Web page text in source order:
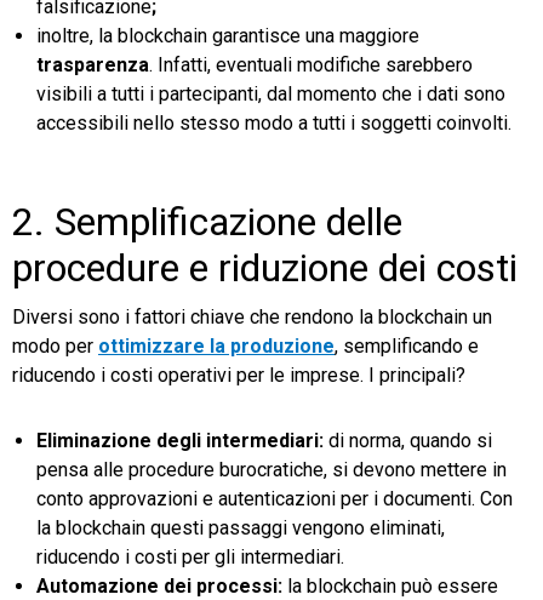
falsificazione;
inoltre, la blockchain garantisce una maggiore
trasparenza. Infatti, eventuali modifiche sarebbero
visibili a tutti i partecipanti, dal momento che i dati sono
accessibili nello stesso modo a tutti i soggetti coinvolti.
2. Semplificazione delle
procedure e riduzione dei costi
Diversi sono i fattori chiave che rendono la blockchain un
modo per ottimizzare la produzione, semplificando e
riducendo i costi operativi per le imprese. I principali?
Eliminazione degli intermediari: di norma, quando si
pensa alle procedure burocratiche, si devono mettere in
conto approvazioni e autenticazioni per i documenti. Con
la blockchain questi passaggi vengono eliminati,
riducendo i costi per gli intermediari.
Automazione dei processi: la blockchain può essere